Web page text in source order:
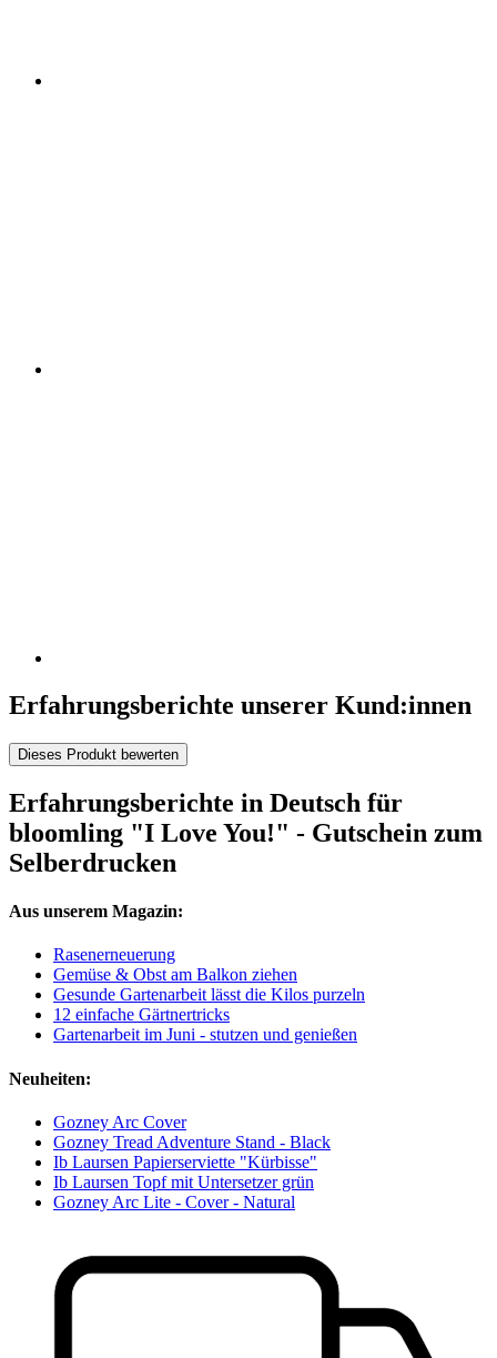
Erfahrungsberichte unserer Kund:innen
Dieses Produkt bewerten
Erfahrungsberichte in Deutsch für
bloomling "I Love You!" - Gutschein zum
Selberdrucken
Aus unserem Magazin:
Rasenerneuerung
Gemüse & Obst am Balkon ziehen
Gesunde Gartenarbeit lässt die Kilos purzeln
12 einfache Gärtnertricks
Gartenarbeit im Juni - stutzen und genießen
Neuheiten:
Gozney Arc Cover
Gozney Tread Adventure Stand - Black
Ib Laursen Papierserviette "Kürbisse"
Ib Laursen Topf mit Untersetzer grün
Gozney Arc Lite - Cover - Natural